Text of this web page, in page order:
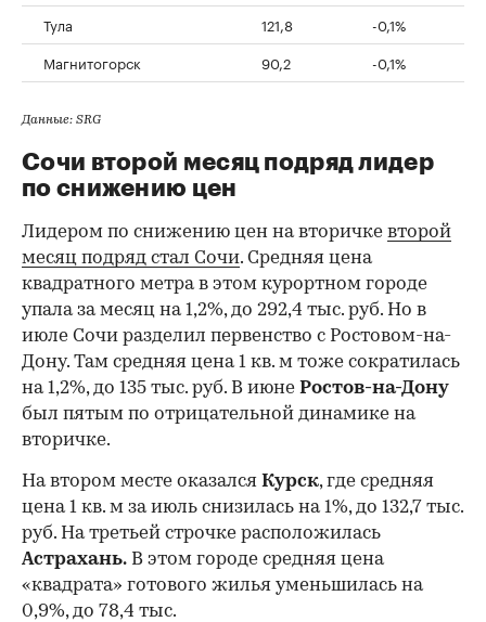
Тула
121,8
-0,1%
Магнитогорск
90,2 -0,1%
Данные: SRG
Сочи второй месяц подряд лидер
по снижению цен
Лидером по снижению цен на вторичке второй
месяц подряд стал Сочи. Средняя цена
квадратного метра в этом курортном городе
упала за месяц на 1,2%, до 292,4 тыс. руб. Но в
июле Сочи разделил первенство с Ростовом-на-
Дону. Там средняя цена 1 кв. м тоже сократилась
на 1,2%, до 135 тыс. руб. В июне Ростов-на-Дону
был пятым по отрицательной динамике на
вторичке.
На втором месте оказался Курск, где средняя
цена 1 кв. м за июль снизилась на 1%, до 132,7 тыс.
руб. На третьей строчке расположилась
Астрахань. В этом городе средняя цена
«квадрата» готового жилья уменьшилась на
0,9%, до 78,4 тыс.